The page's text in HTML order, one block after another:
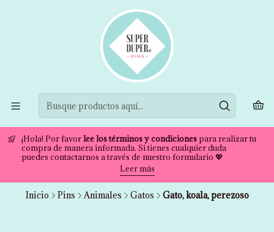
¡Hola! Por favorlee los términos y condicionespara realizar tu
compra de manera informada. Si tienes cualquier duda
puedes contactarnos a través de nuestro formulario 💖
Leer más
Inicio Pins Animales Gatos Gato, koala, perezoso